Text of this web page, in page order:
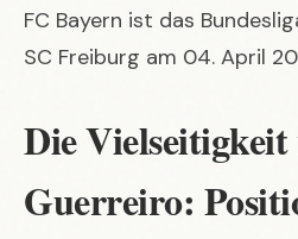
FC Bayern ist das
SC Freiburg am 04. April
Die
Guerreiro: